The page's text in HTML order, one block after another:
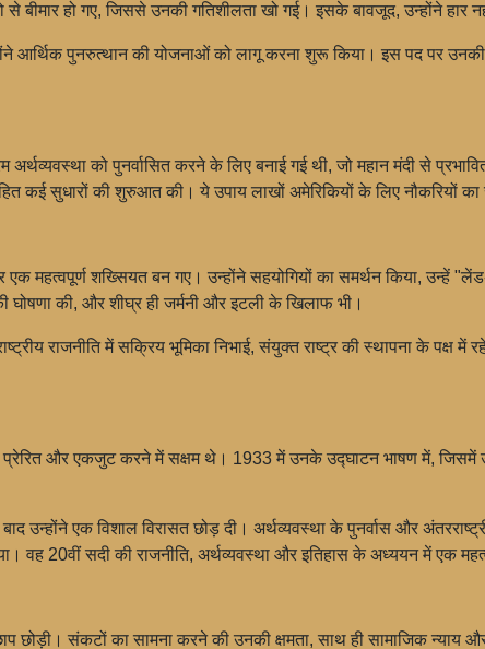
हो गए, जिससे उनकी गतिशीलता खो गई। इसके बावजूद, उन्होंने हार
आर्थिक पुनरुत्थान की योजनाओं को लागू करना शुरू किया। इस पद पर
को पुनर्वासित करने के लिए बनाई गई थी, जो महान मंदी से
कई सुधारों की शुरुआत की। ये उपाय लाखों अमेरिकियों के लिए नौकरियों
महत्वपूर्ण शख्सियत बन गए। उन्होंने सहयोगियों का समर्थन किया, उन्हें
घोषणा की, और शीघ्र ही जर्मनी और इटली के खिलाफ भी।
राजनीति में सक्रिय भूमिका निभाई, संयुक्त राष्ट्र की स्थापना के पक्ष में
और एकजुट करने में सक्षम थे। 1933 में उनके उद्घाटन भाषण में, जिसमें
एक विशाल विरासत छोड़ दी। अर्थव्यवस्था के पुनर्वास और
वह 20वीं सदी की राजनीति, अर्थव्यवस्था और इतिहास के अध्ययन में एक
संकटों का सामना करने की उनकी क्षमता, साथ ही सामाजिक न्याय और